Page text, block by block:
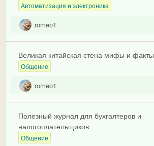
Автоматизация и электроника
romeo1
Великая китайская стена мифы и факты
Общение
romeo1
Полезный журнал для бухгалтеров и
налогоплательщиков
Общение